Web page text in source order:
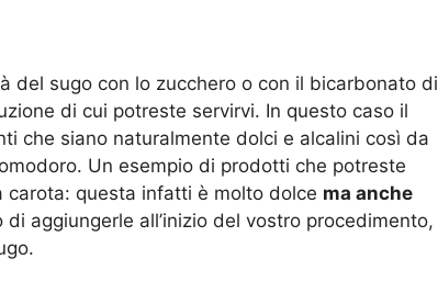
del sugo con lo zucchero o con il bicarbonato di
di cui potreste servirvi. In questo caso il
che siano naturalmente dolci e alcalini così da
Un esempio di prodotti che potreste
carota: questa infatti è molto dolce ma anche
di aggiungerle all’inizio del vostro procedimento,